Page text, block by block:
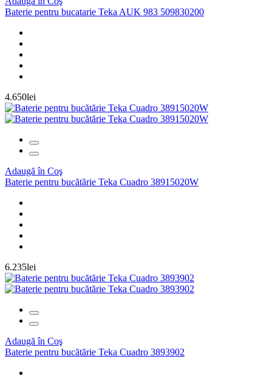
Baterie pentru bucatarie Teka AUK 983 509830200
4.650lei
Adaugă în Coş
Baterie pentru bucătărie Teka Cuadro 38915020W
6.235lei
Adaugă în Coş
Baterie pentru bucătărie Teka Cuadro 3893902